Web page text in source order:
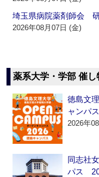
埼玉県病院薬剤師会
2026年08月07日 (金)
薬系大学・学部 催し
徳島文
ャンパ
2026年
同志社
パス